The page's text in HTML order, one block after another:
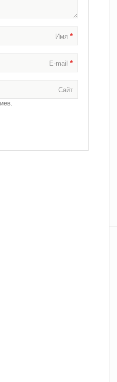
Имя*
E-mail*
Сайт